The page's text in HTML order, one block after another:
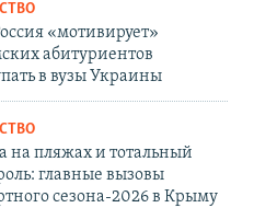
«мотивирует»
абитуриентов
в вузы Украины
на пляжах и тотальный
главные вызовы
сезона-2026 в Крыму